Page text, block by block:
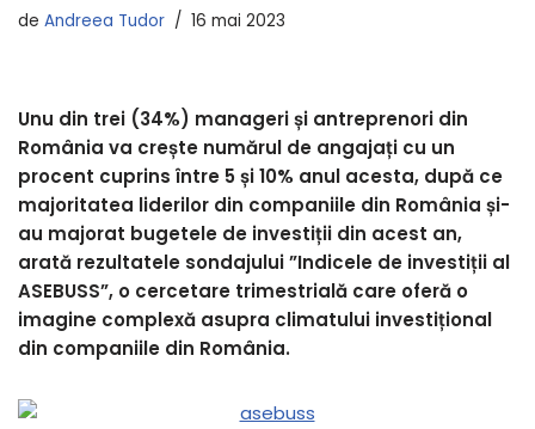
de Andreea Tudor 16 mai 2023
Unu din trei (34%) manageri și antreprenori din
România va crește numărul de angajați cu un
procent cuprins între 5 și 10% anul acesta, după ce
majoritatea liderilor din companiile din România și-
au majorat bugetele de investiții din acest an,
arată rezultatele sondajului ”Indicele de investiții al
ASEBUSS”, o cercetare trimestrială care oferă o
imagine complexă asupra climatului investițional
din companiile din România.